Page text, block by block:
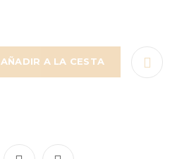
AÑADIR A LA CESTA